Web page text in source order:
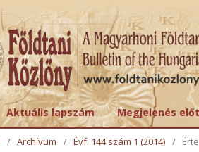
Aktuális lapszám Megjelenés
/ Archívum / Évf. 144 szám 1 (2014) /